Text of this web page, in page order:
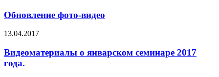
Обновление фото-видео
13.04.2017
Видеоматериалы о январском семинаре 2017
года.